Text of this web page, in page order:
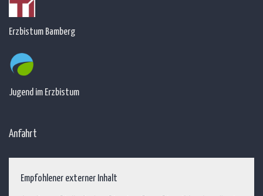
Erzbistum Bamberg
Jugend im Erzbistum
Anfahrt
Empfohlener externer Inhalt